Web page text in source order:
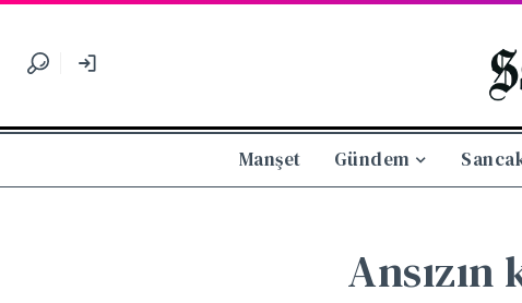
Manşet Gündem